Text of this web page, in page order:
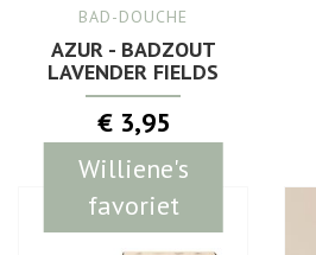
BAD-DOUCHE
AZUR - BADZOUT
LAVENDER FIELDS
€ 3,95
Williene's
favoriet